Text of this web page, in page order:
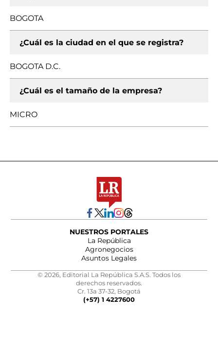
BOGOTA
¿Cuál es la ciudad en el que se registra?
BOGOTA D.C.
¿Cuál es el tamaño de la empresa?
MICRO
NUESTROS PORTALES
La República
Agronegocios
Asuntos Legales
© 2026, Editorial La República S.A.S. Todos los
derechos reservados.
Cr. 13a 37-32, Bogotá
(+57) 1 4227600